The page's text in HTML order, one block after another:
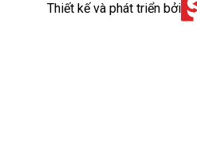
Thiết kế và phát triển bởi